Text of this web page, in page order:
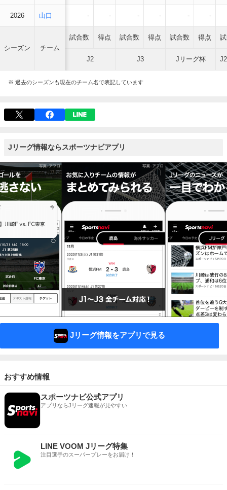
2026 山口 - - - - - -
シーズン チーム
試合数 得点 試合数 得点 試合数 得点
J2 J3 Jリーグ杯
※ 過去のシーズンも現在のチーム名で表記しています
Jリーグ情報ならスポーツナビアプリ
Jリーグ情報をアプリで見る
おすすめ情報
スポーツナビ公式アプリ
アプリならJリーグ速報が見やすい
LINE VOOM Jリーグ特集
注目選手のスーパープレーをお届け！